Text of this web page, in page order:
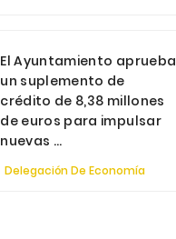
El Ayuntamiento aprueba
un suplemento de
crédito de 8,38 millones
de euros para impulsar
nuevas ...
Delegación De Economía